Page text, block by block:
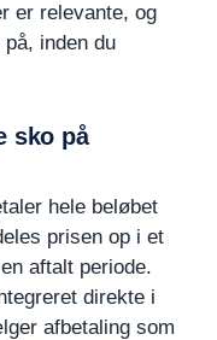
er relevante, og
inden du
sko på
hele beløbet
prisen op i et
aftalt periode.
direkte i
afbetaling som